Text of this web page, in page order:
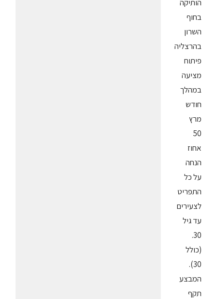
הותיקה
בחוף
השרון
בהרצליה
פיתוח
מציעה
במהלך
חודש
מרץ
50
אחוז
הנחה
על כל
התפריט
לצעירים
עד גיל
30.
(כולל
30).
המבצע
תקף